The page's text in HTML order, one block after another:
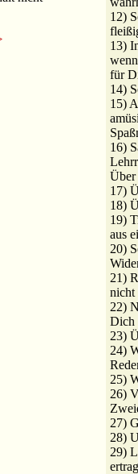
12)
13)
für
14)
15)
16)
Über
17)
18)
19)
aus
20)
21)
nicht
22)
Dich
23)
24)
25)
26)
27)
28)
29)